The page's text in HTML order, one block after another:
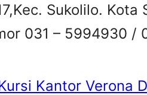
Sukolilo.
031 – 5994930 /
Kantor Verona